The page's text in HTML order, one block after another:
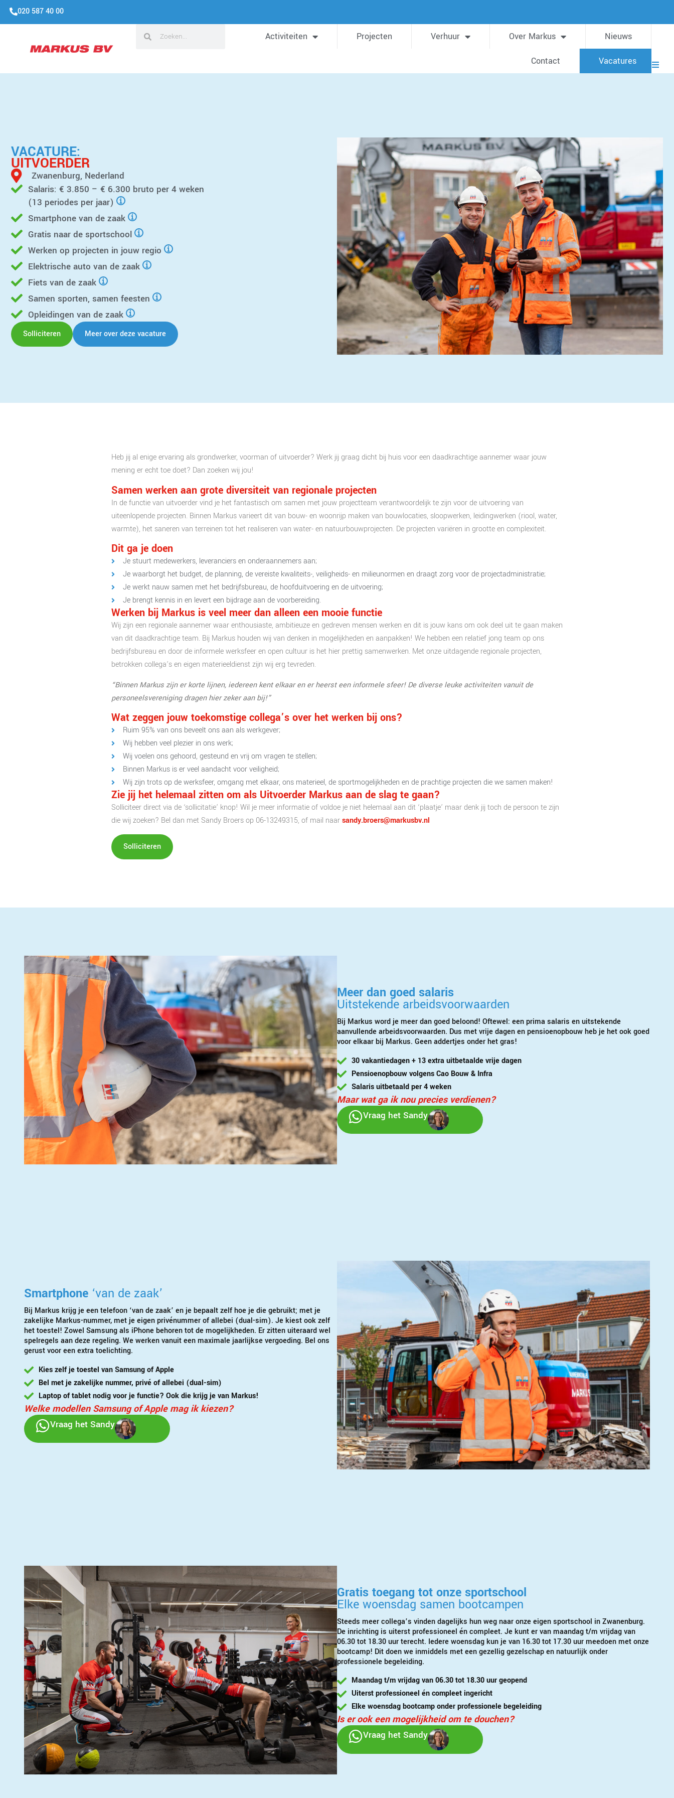
020 587 40 00
Activiteiten Projecten Verhuur Over Markus Nieuws
Contact Vacatures
VACATURE:
UITVOERDER
Zwanenburg, Nederland
Salaris: € 3.850 – € 6.300 bruto per 4 weken
(13 periodes per jaar)
Smartphone van de zaak
Gratis naar de sportschool
Werken op projecten in jouw regio
Elektrische auto van de zaak
Fiets van de zaak
Samen sporten, samen feesten
Opleidingen van de zaak
Solliciteren Meer over deze vacature
Heb jij al enige ervaring als grondwerker, voorman of uitvoerder? Werk jij graag dicht bij huis voor een daadkrachtige aannemer waar jouw
mening er echt toe doet? Dan zoeken wij jou!
Samen werken aan grote diversiteit van regionale projecten
In de functie van uitvoerder vind je het fantastisch om samen met jouw projectteam verantwoordelijk te zijn voor de uitvoering van
uiteenlopende projecten. Binnen Markus varieert dit van bouw- en woonrijp maken van bouwlocaties, sloopwerken, leidingwerken (riool, water,
warmte), het saneren van terreinen tot het realiseren van water- en natuurbouwprojecten. De projecten variëren in grootte en complexiteit.
Dit ga je doen
Je stuurt medewerkers, leveranciers en onderaannemers aan;
Je waarborgt het budget, de planning, de vereiste kwaliteits-, veiligheids- en milieunormen en draagt zorg voor de projectadministratie;
Je werkt nauw samen met het bedrijfsbureau, de hoofduitvoering en de uitvoering;
Je brengt kennis in en levert een bijdrage aan de voorbereiding.
Werken bij Markus is veel meer dan alleen een mooie functie
Wij zijn een regionale aannemer waar enthousiaste, ambitieuze en gedreven mensen werken en dit is jouw kans om ook deel uit te gaan maken
van dit daadkrachtige team. Bij Markus houden wij van denken in mogelijkheden en aanpakken! We hebben een relatief jong team op ons
bedrijfsbureau en door de informele werksfeer en open cultuur is het hier prettig samenwerken. Met onze uitdagende regionale projecten,
betrokken collega’s en eigen materieeldienst zijn wij erg tevreden.
“Binnen Markus zijn er korte lijnen, iedereen kent elkaar en er heerst een informele sfeer! De diverse leuke activiteiten vanuit de
personeelsvereniging dragen hier zeker aan bij!”
Wat zeggen jouw toekomstige collega’s over het werken bij ons?
Ruim 95% van ons beveelt ons aan als werkgever;
Wij hebben veel plezier in ons werk;
Wij voelen ons gehoord, gesteund en vrij om vragen te stellen;
Binnen Markus is er veel aandacht voor veiligheid;
Wij zijn trots op de werksfeer, omgang met elkaar, ons materieel, de sportmogelijkheden en de prachtige projecten die we samen maken!
Zie jij het helemaal zitten om als Uitvoerder Markus aan de slag te gaan?
Solliciteer direct via de ‘sollicitatie’ knop! Wil je meer informatie of voldoe je niet helemaal aan dit ‘plaatje’ maar denk jij toch de persoon te zijn
die wij zoeken? Bel dan met Sandy Broers op 06-13249315, of mail naarsandy.broers@markusbv.nl
Solliciteren
Meer dan goed salaris
Uitstekende arbeidsvoorwaarden
Bij Markus word je meer dan goed beloond! Oftewel: een prima salaris en uitstekende
aanvullende arbeidsvoorwaarden. Dus met vrije dagen en pensioenopbouw heb je het ook goed
voor elkaar bij Markus. Geen addertjes onder het gras!
30 vakantiedagen + 13 extra uitbetaalde vrije dagen
Pensioenopbouw volgens Cao Bouw & Infra
Salaris uitbetaald per 4 weken
Maar wat ga ik nou precies verdienen?
Vraag het Sandy
Smartphone ‘van de zaak’
Bij Markus krijg je een telefoon ‘van de zaak’ en je bepaalt zelf hoe je die gebruikt; met je
zakelijke Markus-nummer, met je eigen privénummer of allebei (dual-sim). Je kiest ook zelf
het toestel! Zowel Samsung als iPhone behoren tot de mogelijkheden. Er zitten uiteraard wel
spelregels aan deze regeling. We werken vanuit een maximale jaarlijkse vergoeding. Bel ons
gerust voor een extra toelichting.
Kies zelf je toestel van Samsung of Apple
Bel met je zakelijke nummer, privé of allebei (dual-sim)
Laptop of tablet nodig voor je functie? Ook die krijg je van Markus!
Welke modellen Samsung of Apple mag ik kiezen?
Vraag het Sandy
Gratis toegang tot onze sportschool
Elke woensdag samen bootcampen
Steeds meer collega’s vinden dagelijks hun weg naar onze eigen sportschool in Zwanenburg.
De inrichting is uiterst professioneel én compleet. Je kunt er van maandag t/m vrijdag van
06.30 tot 18.30 uur terecht. Iedere woensdag kun je van 16.30 tot 17.30 uur meedoen met onze
bootcamp! Dit doen we inmiddels met een gezellig gezelschap en natuurlijk onder
professionele begeleiding.
Maandag t/m vrijdag van 06.30 tot 18.30 uur geopend
Uiterst professioneel én compleet ingericht
Elke woensdag bootcamp onder professionele begeleiding
Is er ook een mogelijkheid om te douchen?
Vraag het Sandy